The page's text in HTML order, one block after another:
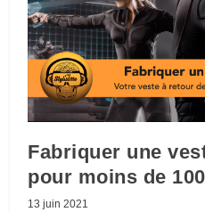
Fabriquer une
pour moins de
13 juin 2021